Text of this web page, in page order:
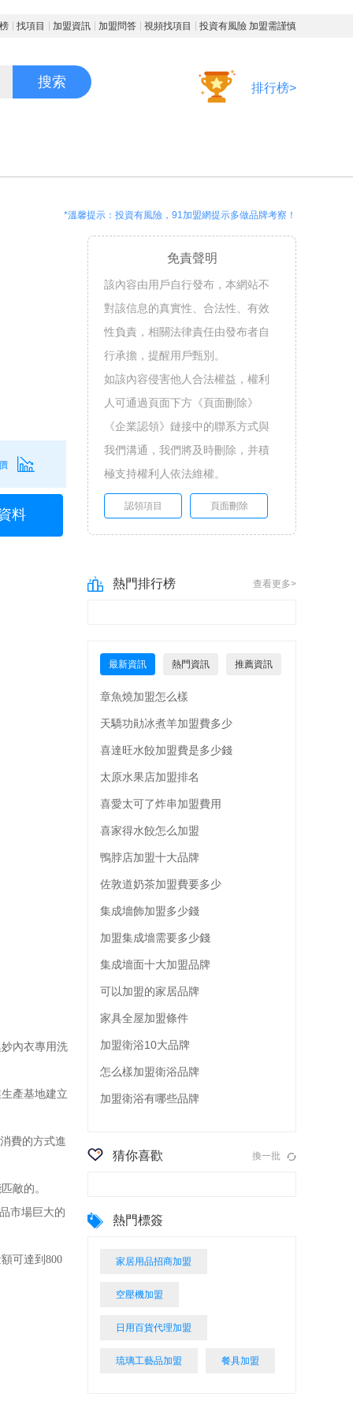
找項目 加盟資訊 加盟問答 視頻找項目 投資有風險 加盟需謹慎
搜索 排行榜>
*溫馨提示：投資有風險，91加盟網提示多做品牌考察！
料
免責聲明
該內容由用戶自行發布，本網站不
對該信息的真實性、合法性、有效
性負責，相關法律責任由發布者自
行承擔，提醒用戶甄別。
如該內容侵害他人合法權益，權利
人可通過頁面下方《頁面刪除》
《企業認領》鏈接中的聯系方式與
我們溝通，我們將及時刪除，并積
極支持權利人依法維權。
認領項目 頁面刪除
內衣專用洗
產基地建立
費的方式進
敵的。
市場巨大的
可達到800
熱門排行榜 查看更多>
最新資訊 熱門資訊 推薦資訊
章魚燒加盟怎么樣
天驕功勛冰煮羊加盟費多少
喜達旺水餃加盟費是多少錢
太原水果店加盟排名
喜愛太可了炸串加盟費用
喜家得水餃怎么加盟
鴨脖店加盟十大品牌
佐敦道奶茶加盟費要多少
集成墻飾加盟多少錢
加盟集成墻需要多少錢
集成墻面十大加盟品牌
可以加盟的家居品牌
家具全屋加盟條件
加盟衛浴10大品牌
怎么樣加盟衛浴品牌
加盟衛浴有哪些品牌
猜你喜歡 換一批
熱門標簽
家居用品招商加盟
空壓機加盟
日用百貨代理加盟
琉璃工藝品加盟 餐具加盟